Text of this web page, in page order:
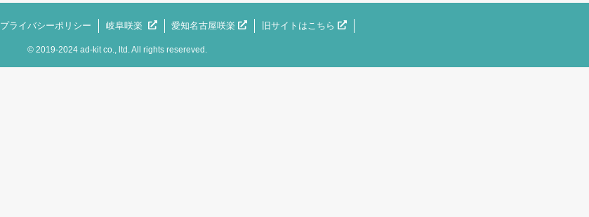
プライバシーポリシー 岐阜咲楽 愛知名古屋咲楽 旧サイトはこちら
© 2019-2024 ad-kit co., ltd. All rights resereved.